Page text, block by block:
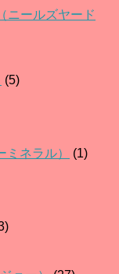
ニールズヤード
(5)
ネラル）
(1)